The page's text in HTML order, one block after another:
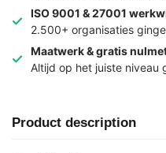
ISO 9001 & 27001
2.500+ organisaties
Maatwerk & gratis
Altijd op het juiste niveau
Product description